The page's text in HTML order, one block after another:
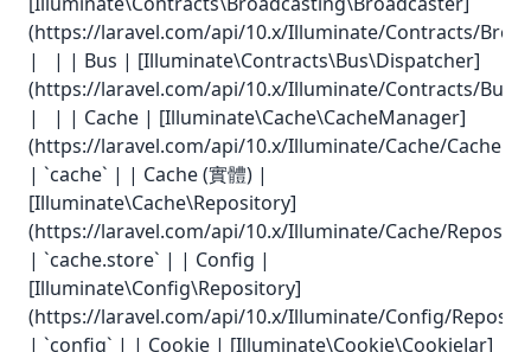
(https://laravel.com/api/10.x/Illuminate/Contracts/
| | | Bus | [Illuminate\Contracts\Bus\Dispatcher]
(https://laravel.com/api/10.x/Illuminate/Contracts/Bus/
| | | Cache | [Illuminate\Cache\CacheManager]
(https://laravel.com/api/10.x/Illuminate/Cache/
| `cache` | | Cache (實體) |
[Illuminate\Cache\Repository]
(https://laravel.com/api/10.x/Illuminate/Cache/
| `cache.store` | | Config |
[Illuminate\Config\Repository]
(https://laravel.com/api/10.x/Illuminate/Config/
| `config` | | Cookie | [Illuminate\Cookie\CookieJar]